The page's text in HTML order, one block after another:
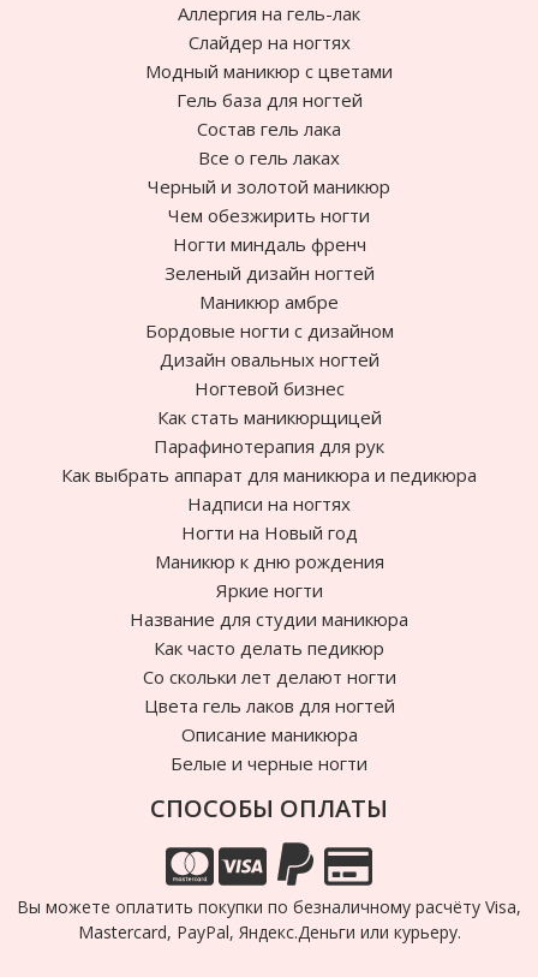
Аллергия на гель-лак
Слайдер на ногтях
Модный маникюр с цветами
Гель база для ногтей
Состав гель лака
Все о гель лаках
Черный и золотой маникюр
Чем обезжирить ногти
Ногти миндаль френч
Зеленый дизайн ногтей
Маникюр амбре
Бордовые ногти с дизайном
Дизайн овальных ногтей
Ногтевой бизнес
Как стать маникюрщицей
Парафинотерапия для рук
Как выбрать аппарат для маникюра и педикюра
Надписи на ногтях
Ногти на Новый год
Маникюр к дню рождения
Яркие ногти
Название для студии маникюра
Как часто делать педикюр
Cо скольки лет делают ногти
Цвета гель лаков для ногтей
Описание маникюра
Белые и черные ногти
СПОСОБЫ ОПЛАТЫ
Вы можете оплатить покупки по безналичному расчёту Visa,
Mastercard, PayPal, Яндекс.Деньги или курьеру.